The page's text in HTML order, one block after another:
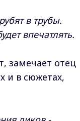
в трубы.
впечатлять.
замечает отец
и в сюжетах,